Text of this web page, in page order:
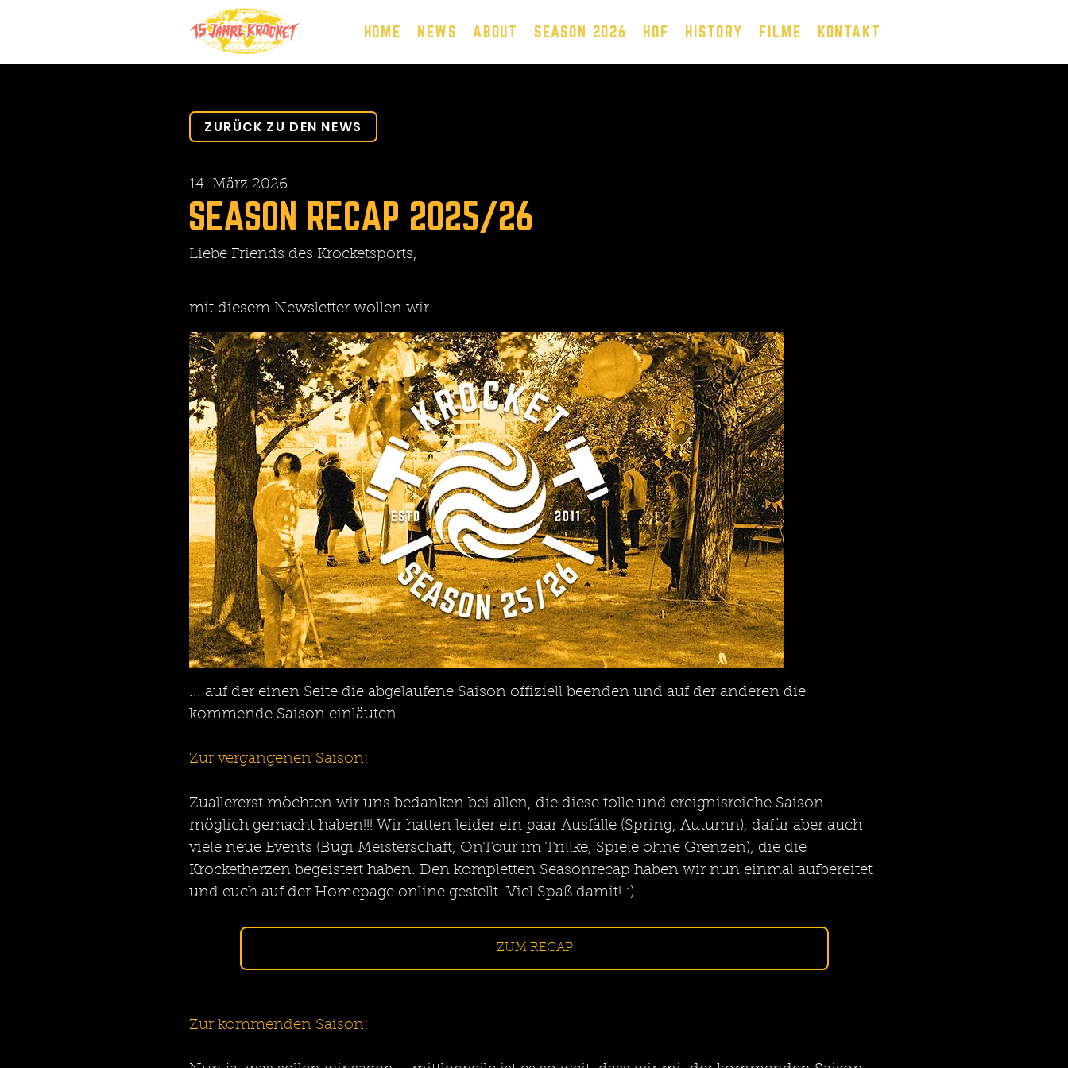
HOME NEWS ABOUT SEASON 2026 HOF HISTORY FILME KONTAKT
ZURÜCK ZU DEN NEWS
SEASON RECAP 2025/26
14. März 2026
Liebe Friends des Krocketsports,
mit diesem Newsletter wollen wir ...
... auf der einen Seite die abgelaufene Saison offiziell beenden und auf der anderen die
kommende Saison einläuten.
Zur vergangenen Saison:
Zuallererst möchten wir uns bedanken bei allen, die diese tolle und ereignisreiche Saison
möglich gemacht haben!!! Wir hatten leider ein paar Ausfälle (Spring, Autumn), dafür aber auch
viele neue Events (Bugi Meisterschaft, OnTour im Trillke, Spiele ohne Grenzen), die die
Krocketherzen begeistert haben. Den kompletten Seasonrecap haben wir nun einmal aufbereitet
und euch auf der Homepage online gestellt. Viel Spaß damit! :)
ZUM RECAP
Zur kommenden Saison: